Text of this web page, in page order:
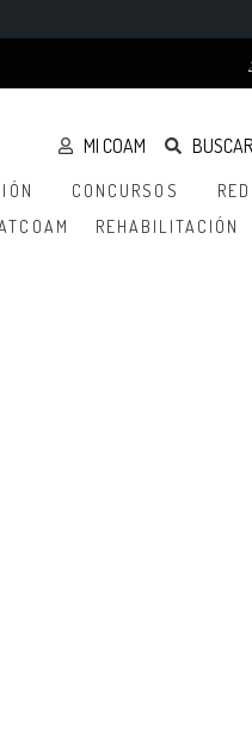
MI COAM BUSCAR
CONCURSOS
REHABILITACIÓN